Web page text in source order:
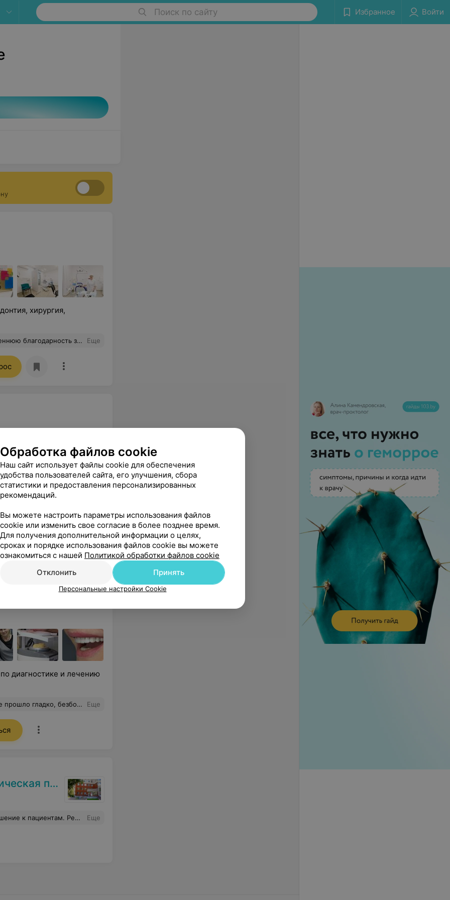
Поиск по сайту Избранное Войти
хирургия,
надежда. Спасибо Вам за заботу и за то, что Вы умеете соединять опыт, умение и человеческое тепло. С искренним уважением и благодарностью Наталья Еще
кариеса до
здоровья и дальнейшего развития в своей профессиональной деятельности. А от посещения клиники остались самые приятные впечатления. Еще
диагностике и лечению
Екатерине Валерьевне. Теперь буду ждать с нетерпением протезирования. Еще
пациентам. Рекомендую. Еще
Обработка файлов cookie
Наш сайт использует файлы cookie для обеспечения
удобства пользователей сайта, его улучшения, сбора
статистики и предоставления персонализированных
рекомендаций.
Вы можете настроить параметры использования файлов
cookie или изменить свое согласие в более позднее время.
Для получения дополнительной информации о целях,
сроках и порядке использования файлов cookie вы можете
ознакомиться с нашей Политикой обработки файлов cookie
Отклонить
Принять
Персональные настройки Cookie